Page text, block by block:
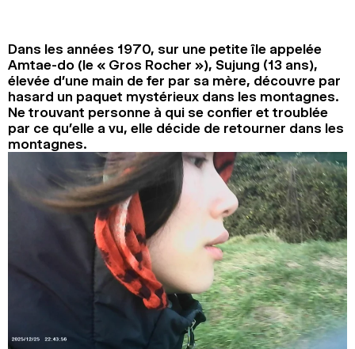
RECHERCHE
Dans les années 1970, sur une petite île appelée
Amtae-do (le « Gros Rocher »), Sujung (13 ans),
élevée d’une main de fer par sa mère, découvre par
hasard un paquet mystérieux dans les montagnes.
Ne trouvant personne à qui se confier et troublée
par ce qu’elle a vu, elle décide de retourner dans les
montagnes.